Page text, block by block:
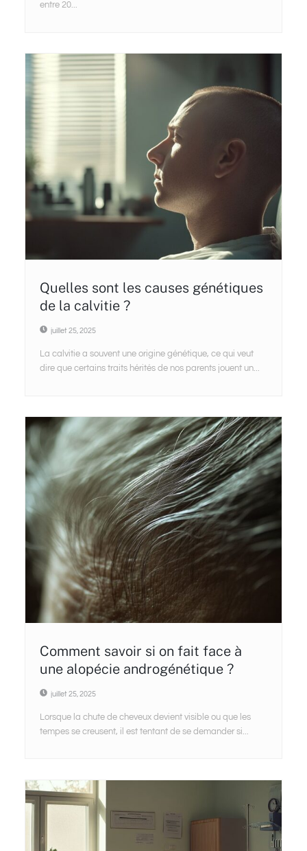
entre 20...
Quelles sont les causes génétiques
de la calvitie ?
juillet 25, 2025
La calvitie a souvent une origine génétique, ce qui veut
dire que certains traits hérités de nos parents jouent un...
Comment savoir si on fait face à
une alopécie androgénétique ?
juillet 25, 2025
Lorsque la chute de cheveux devient visible ou que les
tempes se creusent, il est tentant de se demander si...